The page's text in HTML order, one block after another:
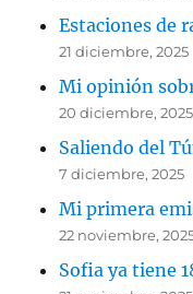
Estaciones de
21 diciembre, 2025
Mi opinión
20 diciembre, 2025
Saliendo del
7 diciembre, 2025
Mi primera
22 noviembre,
Sofia ya tiene